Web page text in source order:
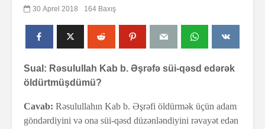
30 Aprel 2018 164 Baxış
Sual: Rəsulullah Kab b. Əşrəfə süi-qəsd edərək
öldürtmüşdümü?
Cavab: Rəsulullahın Kab b. Əşrəfi öldürmək üçün adam
göndərdiyini və ona süi-qəsd düzənləndiyini rəvayət edən